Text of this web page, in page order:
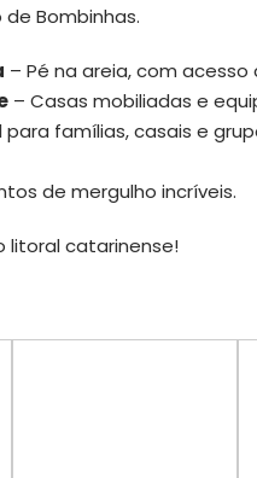
Bombinhas.
– Pé na areia, com
– Casas mobiliadas e
para famílias, casais e
de mergulho incríveis.
litoral catarinense!